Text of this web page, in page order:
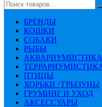
БРЕНДЫ
КОШКИ
СОБАКИ
РЫБЫ
АКВАРИУМИСТИКА
ПТИЦЫ
ХОРЬКИ / ГРЫЗУНЫ
ГРУМИНГ И УХОД
АКСЕССУАРЫ